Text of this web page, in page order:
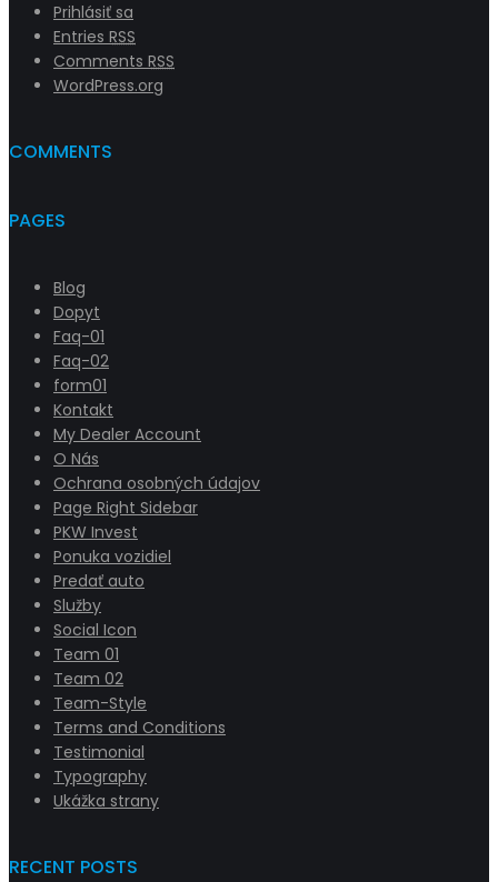
Prihlásiť sa
Entries RSS
Comments RSS
WordPress.org
COMMENTS
PAGES
Blog
Dopyt
Faq-01
Faq-02
form01
Kontakt
My Dealer Account
O Nás
Ochrana osobných údajov
Page Right Sidebar
PKW Invest
Ponuka vozidiel
Predať auto
Služby
Social Icon
Team 01
Team 02
Team-Style
Terms and Conditions
Testimonial
Typography
Ukážka strany
RECENT POSTS